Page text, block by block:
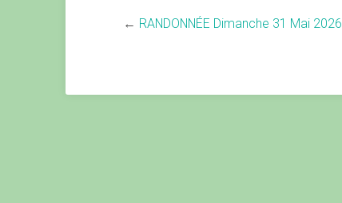
← RANDONNÉE Dimanche 31 Mai 2026